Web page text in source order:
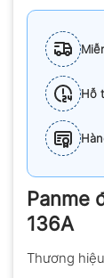
Hỗ
Panme
136A
Thương